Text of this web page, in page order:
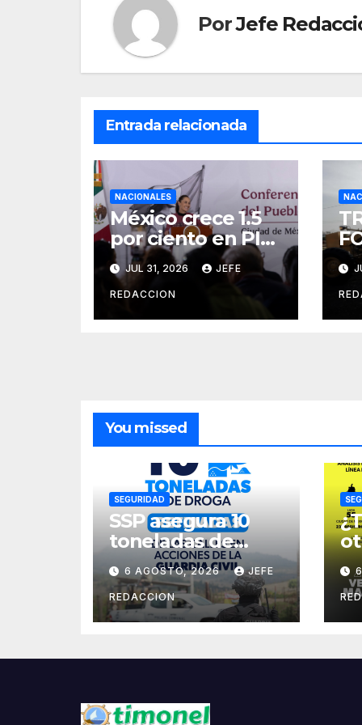
PorJefe
Entrada relacionada
NACIONALES
México crece 1.5
por ciento en PIB
trimestral:
presidenta
Sheinbaum
JUL 31, 2026 JEFE
REDACCION
You missed
SEGURIDAD
SSP asegura 10
toneladas de
droga en 8 meses
6 AGOSTO, 2026 JEFE
REDACCION